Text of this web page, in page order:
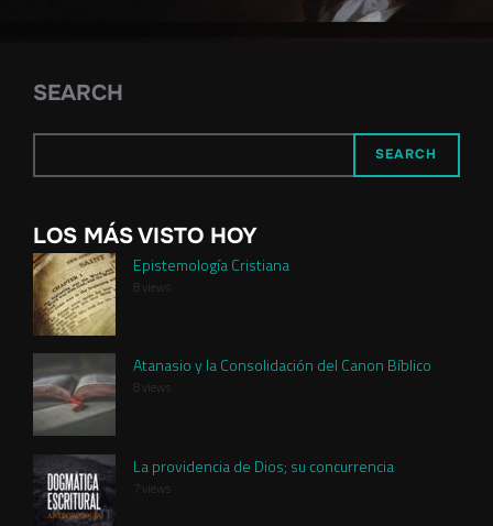
SEARCH
SEARCH
LOS MÁS VISTO HOY
Epistemología Cristiana
8 views
Atanasio y la Consolidación del Canon Bíblico
8 views
La providencia de Dios; su concurrencia
7 views